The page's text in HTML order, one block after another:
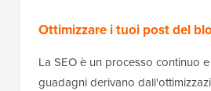
Ottimizzare i tuoi post del
La SEO è un processo continuo
guadagni derivano